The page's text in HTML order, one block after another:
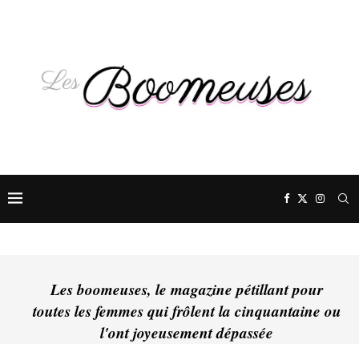
Les boomeuses, le magazine pétillant pour
toutes les femmes qui frôlent la cinquantaine ou
l'ont joyeusement dépassée